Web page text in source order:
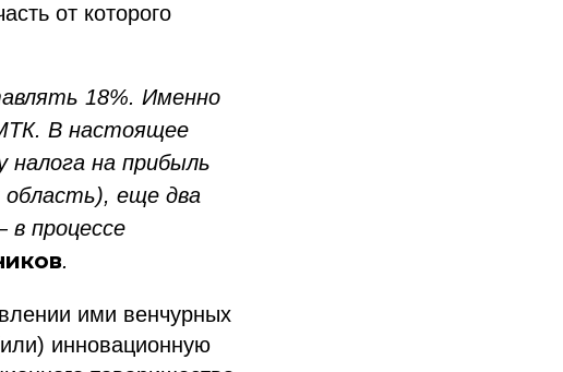
от которого
18%. Именно
В настоящее
налога на прибыль
область), еще два
процессе
.
ими венчурных
инновационную